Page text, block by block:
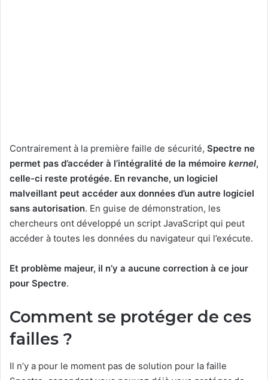
Contrairement à la première faille de sécurité, Spectre ne
permet pas d’accéder à l’intégralité de la mémoire kernel,
celle-ci reste protégée. En revanche, un logiciel
malveillant peut accéder aux données d’un autre logiciel
sans autorisation. En guise de démonstration, les
chercheurs ont développé un script JavaScript qui peut
accéder à toutes les données du navigateur qui l’exécute.
Et problème majeur, il n’y a aucune correction à ce jour
pour Spectre.
Comment se protéger de ces
failles ?
Il n’y a pour le moment pas de solution pour la faille